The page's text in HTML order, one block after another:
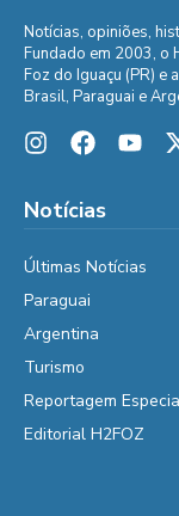
Notícias, opiniões,
Fundado em 2003, o
Foz do Iguaçu (PR)
Brasil, Paraguai e
Notícias
Últimas Notícias
Paraguai
Argentina
Turismo
Reportagem
Editorial H2FOZ